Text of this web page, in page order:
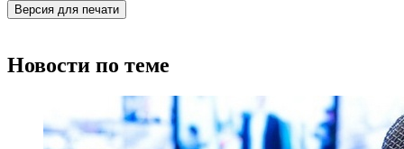
Версия для печати
Новости по теме